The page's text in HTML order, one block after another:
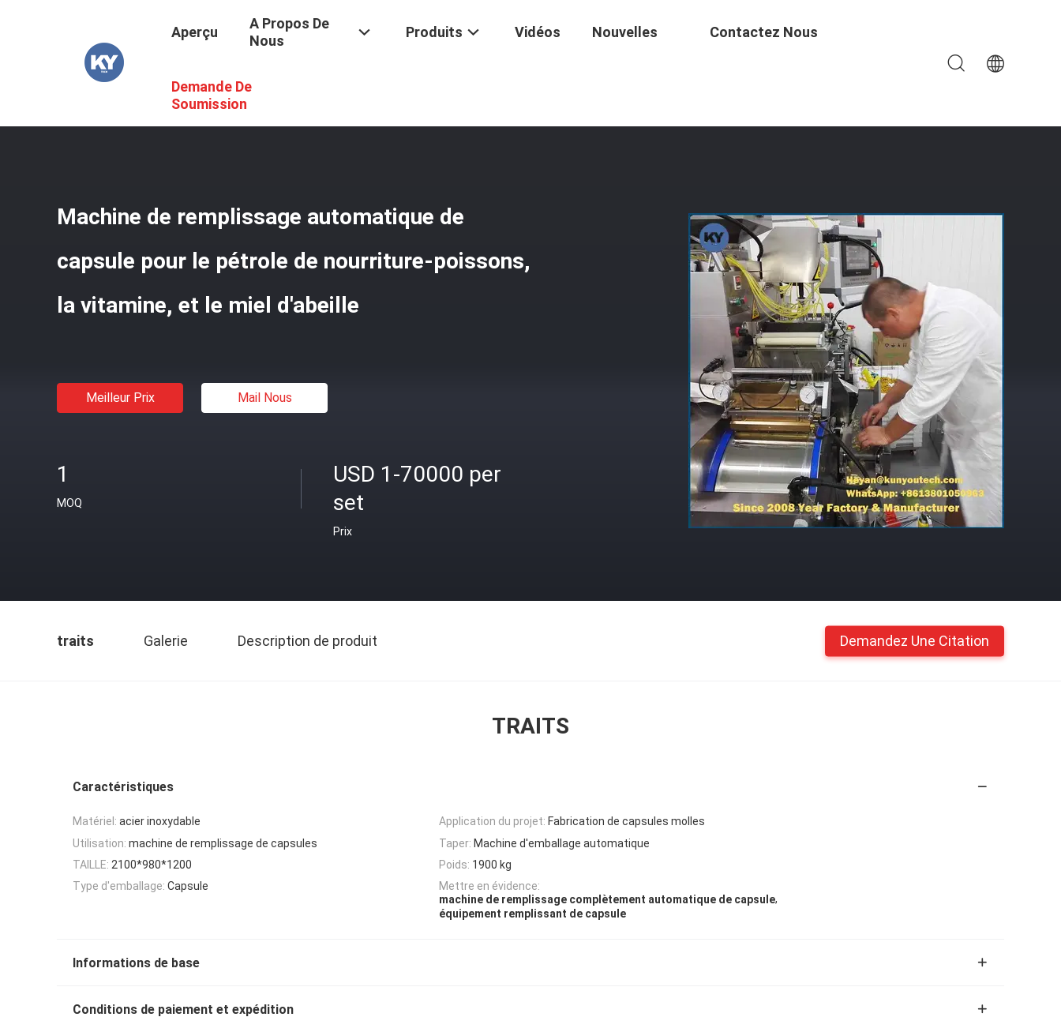
Aperçu
A Propos De
Nous
Produits Vidéos Nouvelles Contactez Nous
Demande De
Soumission
/ Produits Machine De Remplissage Automatique De Capsule
Machine de remplissage automatique de
capsule pour le pétrole de nourriture-poissons,
la vitamine, et le miel d'abeille
Meilleur Prix Mail Nous
1
MOQ
USD 1-70000 per
set
Prix
traits Galerie Description de produit Demandez Une Citation
TRAITS
Caractéristiques
Matériel: acier inoxydable Application du projet: Fabrication de capsules molles
Utilisation: machine de remplissage de capsules Taper: Machine d'emballage automatique
TAILLE: 2100*980*1200 Poids: 1900 kg
Type d'emballage: Capsule
Mettre en évidence:
machine de remplissage complètement automatique de capsule,
équipement remplissant de capsule
Informations de base
Conditions de paiement et expédition